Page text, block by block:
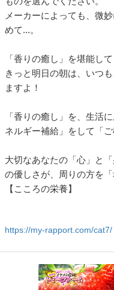
メーカーによっても、微
めて...。
「香りの癒し」を堪能し
きっと明日の朝は、いつ
ますよ！
「香りの癒し」を、生活
ネルギー補給」をして「
大切なあなたの「心」と
の優しさが、周りの方を
【こころの栄養】
https://my-rapport.com/cat7/